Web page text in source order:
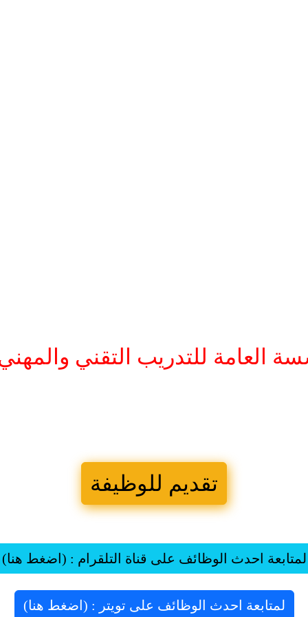
العامة للتدريب التقني
تقديم للوظيفة
لمتابعة احدث الوظائف على قناة التلقرام : (اضغط هنا)
لمتابعة احدث الوظائف على تويتر : (اضغط هنا)